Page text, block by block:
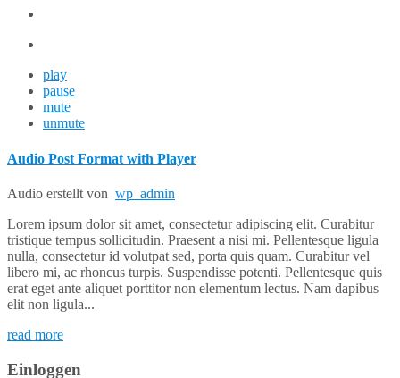
play
pause
mute
unmute
Audio Post Format with Player
Audio erstellt von wp_admin
Lorem ipsum dolor sit amet, consectetur adipiscing elit. Curabitur
tristique tempus sollicitudin. Praesent a nisi mi. Pellentesque ligula
nulla, consectetur id volutpat sed, porta quis quam. Curabitur vel
libero mi, ac rhoncus turpis. Suspendisse potenti. Pellentesque quis
erat eget ante aliquet porttitor non elementum lectus. Nam dapibus
elit non ligula...
read more
Einloggen